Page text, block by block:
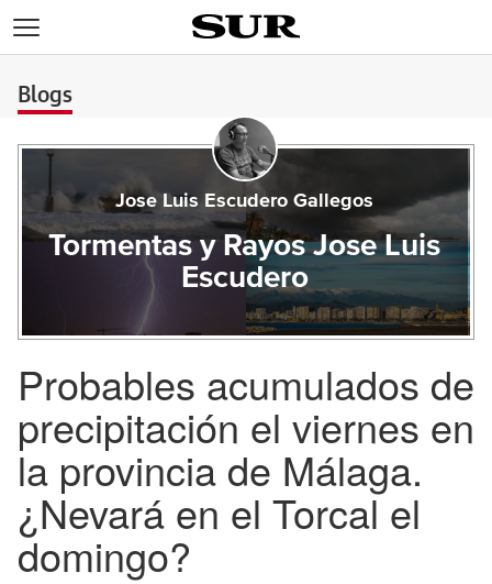
Blogs
Jose Luis Escudero Gallegos
Tormentas y Rayos Jose Luis
Escudero
Probables acumulados de
precipitación el viernes en
la provincia de Málaga.
¿Nevará en el Torcal el
domingo?